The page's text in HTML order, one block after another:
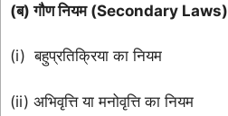
(ब) गौण नियम (Secondary Laws)
(i) बहुप्रतिक्रिया का नियम
(ii) अभिवृत्ति या मनोवृत्ति का नियम